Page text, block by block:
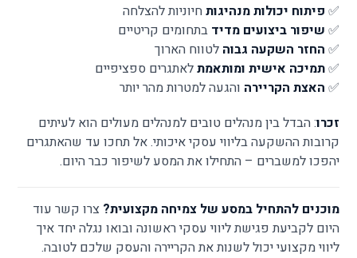
✅ פיתוח יכולות מנהיגותחיוניות להצלחה
✅ שיפור ביצועים מדיד בתחומים קריטיים
✅ החזר השקעה גבוה לטווח הארוך
✅תמיכה אישית ומותאמתלאתגרים ספציפיים
✅ האצת הקריירה והגעה למטרות מהר יותר
זכרו: הבדל בין מנהלים טובים למנהלים מעולים הוא לעיתים
קרובות ההשקעה בליווי עסקי איכותי. אל תחכו עד שהאתגרים
יהפכו למשברים – התחילו את המסע לשיפור כבר היום.
מוכנים להתחיל במסע של צמיחה מקצועית? צרו קשר עוד
היום לקביעת פגישת ליווי עסקי ראשונה ובואו נגלה יחד איך
ליווי מקצועי יכול לשנות את הקריירה והעסק שלכם לטובה.